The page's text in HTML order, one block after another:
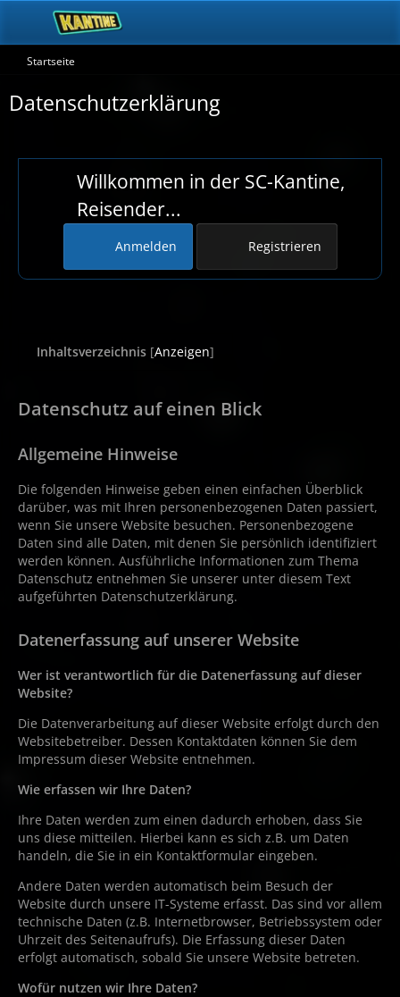
Startseite
Datenschutzerklärung
Willkommen in der SC-Kantine,
Reisender...
Anmelden Registrieren
Inhaltsverzeichnis [Anzeigen]
Datenschutz auf einen Blick
Allgemeine Hinweise
Die folgenden Hinweise geben einen einfachen Überblick
darüber, was mit Ihren personenbezogenen Daten passiert,
wenn Sie unsere Website besuchen. Personenbezogene
Daten sind alle Daten, mit denen Sie persönlich identifiziert
werden können. Ausführliche Informationen zum Thema
Datenschutz entnehmen Sie unserer unter diesem Text
aufgeführten Datenschutzerklärung.
Datenerfassung auf unserer Website
Wer ist verantwortlich für die Datenerfassung auf dieser
Website?
Die Datenverarbeitung auf dieser Website erfolgt durch den
Websitebetreiber. Dessen Kontaktdaten können Sie dem
Impressum dieser Website entnehmen.
Wie erfassen wir Ihre Daten?
Ihre Daten werden zum einen dadurch erhoben, dass Sie
uns diese mitteilen. Hierbei kann es sich z.B. um Daten
handeln, die Sie in ein Kontaktformular eingeben.
Andere Daten werden automatisch beim Besuch der
Website durch unsere IT-Systeme erfasst. Das sind vor allem
technische Daten (z.B. Internetbrowser, Betriebssystem oder
Uhrzeit des Seitenaufrufs). Die Erfassung dieser Daten
erfolgt automatisch, sobald Sie unsere Website betreten.
Wofür nutzen wir Ihre Daten?